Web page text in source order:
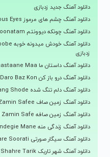
دانلود آهنگ جدید زدبازی
دانلود آهنگ چشم های مرموز Mysterious Eyes از Zedbazi زدبازی
دانلود آهنگ چونکه دیوونتم Chonke Divoonatam از Zedbazi زدبازی
زدبازی
دانلود آهنگ داستان ما Daastaane Maa از Zedbazi زدبازی
دانلود آهنگ درو باز کن Daro Baz Kon از Zedbazi زدبازی
دانلود آهنگ دلم تنگ شده Delam Tang Shode از Zedbazi زدبازی
دانلود آهنگ زمین صاف Zamin Safee از Zedbazi زدبازی
دانلود آهنگ زمین صافه Zamin Safe از Zedbazi زدبازی
دانلود آهنگ زندگی منه Zendegie Mane از Zedbazi زدبازی
دانلود آهنگ سیگار صورتی Cigare Soorati از Zedbazi زدبازی
دانلود آهنگ شهر تاریک Shahre Tarik از Zedbazi زدبازی